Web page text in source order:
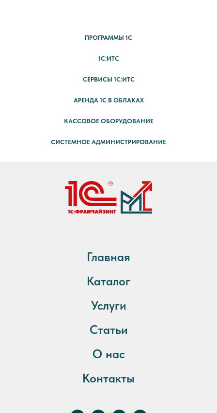
ПРОГРАММЫ 1С
1С:ИТС
СЕРВИСЫ 1С:ИТС
АРЕНДА 1С В ОБЛАКАХ
КАССОВОЕ ОБОРУДОВАНИЕ
СИСТЕМНОЕ АДМИНИСТРИРОВАНИЕ
Главная
Каталог
Услуги
Статьи
О нас
Контакты